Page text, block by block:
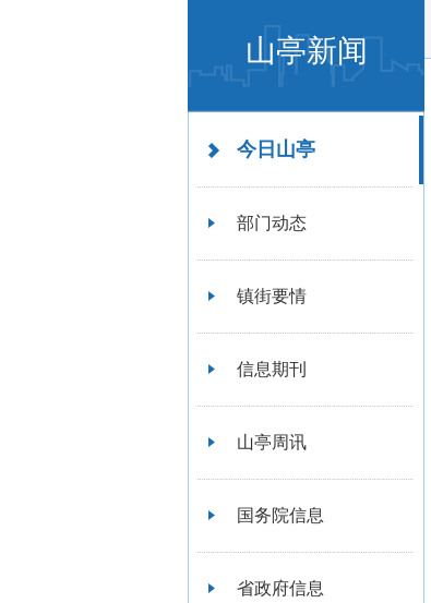
山亭新闻
今日山亭
部门动态
镇街要情
信息期刊
山亭周讯
国务院信息
省政府信息